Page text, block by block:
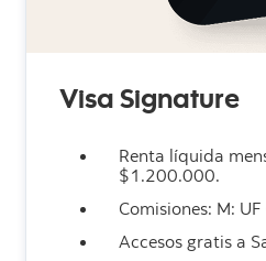
Visa Signature
Renta líquida
$1.200.000.
Comisiones: M:
Accesos gratis a